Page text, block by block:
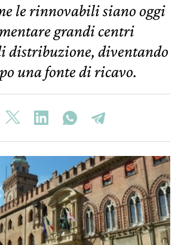
le rinnovabili siano oggi
grandi centri
distribuzione, diventando
una fonte di ricavo.